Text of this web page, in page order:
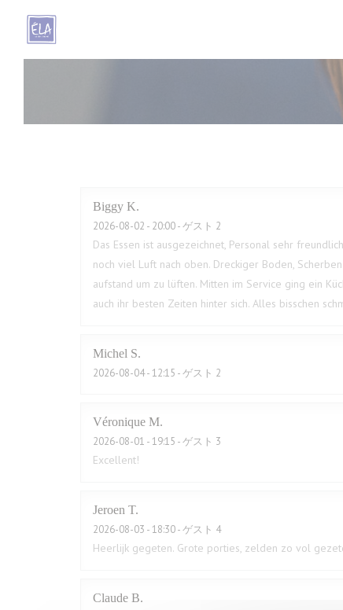
クッキー利用の管理について
Biggy K
2026-08-02 - 20:00 - ゲスト 2
Das Essen ist ausgezeichnet, Personal sehr
noch viel Luft nach oben. Dreckiger Boden,
aufstand um zu lüften. Mitten im Service ging ein
auch ihr besten Zeiten hinter sich. Alles bisschen
Michel S
2026-08-04- 12:15 - ゲスト 2
Véronique M
2026-08-01 - 19:15 - ゲスト 3
Excellent!
Jeroen T
2026-08-03 - 18:30 - ゲスト 4
Heerlijk gegeten. Grote porties, zelden zo vol
Claude B